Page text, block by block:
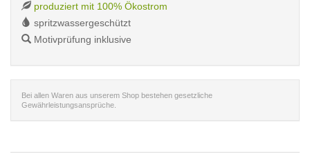
produziert mit 100% Ökostrom
spritzwassergeschützt
Motivprüfung inklusive
Bei allen Waren aus unserem Shop bestehen gesetzliche
Gewährleistungsansprüche.